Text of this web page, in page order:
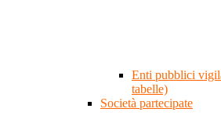
Enti pubblici
tabelle)
Società partecipate